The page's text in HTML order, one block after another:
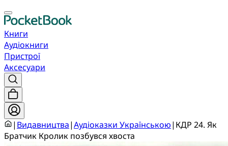
Книги
Аудіокниги
Пристрої
Аксесуари
| Видавництва|Аудіоказки Українською| КДР 24. Як
Братчик Кролик позбувся хвоста